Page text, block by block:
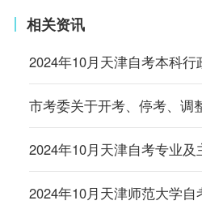
相关资讯
2024年10月天津自考本科
2024年10月天津自考专业
2024年10月天津师范大学自